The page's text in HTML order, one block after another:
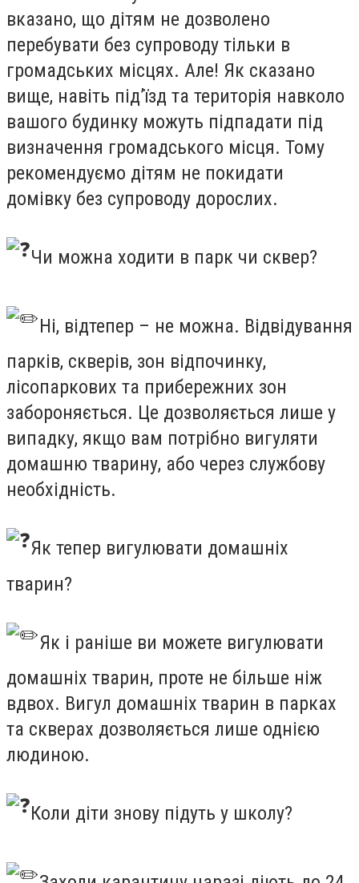
вказано, що дітям не дозволено
перебувати без супроводу тільки в
громадських місцях. Але! Як сказано
вище, навіть під’їзд та територія навколо
вашого будинку можуть підпадати під
визначення громадського місця. Тому
рекомендуємо дітям не покидати
домівку без супроводу дорослих.
Чи можна ходити в парк чи сквер?
Ні, відтепер – не можна. Відвідування
парків, скверів, зон відпочинку,
лісопаркових та прибережних зон
забороняється. Це дозволяється лише у
випадку, якщо вам потрібно вигуляти
домашню тварину, або через службову
необхідність.
Як тепер вигулювати домашніх
тварин?
Як і раніше ви можете вигулювати
домашніх тварин, проте не більше ніж
вдвох. Вигул домашніх тварин в парках
та скверах дозволяється лише однією
людиною.
Коли діти знову підуть у школу?